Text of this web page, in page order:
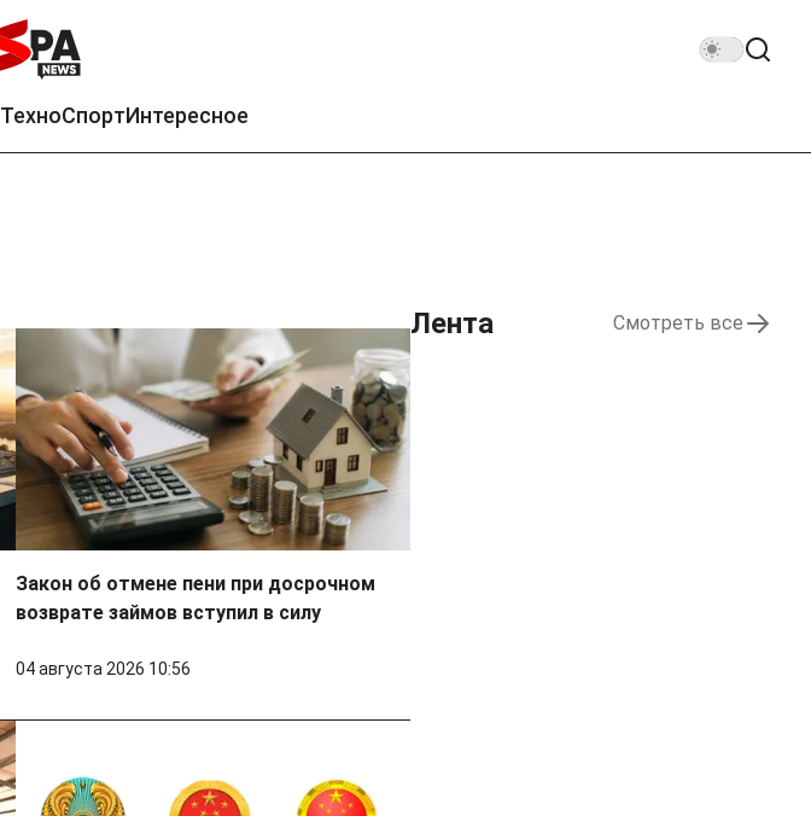
ТехноСпортИнтересное
Закон об отмене пени при досрочном
возврате займов вступил в силу
04 августа 2026 10:56
Лента Смотреть все